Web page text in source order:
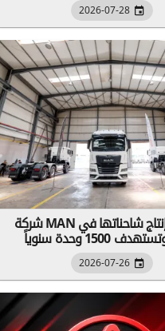
2026-07-28
شركة MAN تستأنف إنتاج شاحناتها في
1500 وحدة سنوياً
2026-07-26